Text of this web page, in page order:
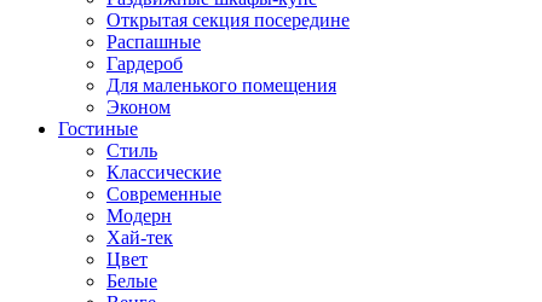
Открытая секция посередине
Распашные
Гардероб
Для маленького помещения
Эконом
Гостиные
Стиль
Классические
Современные
Модерн
Хай-тек
Цвет
Белые